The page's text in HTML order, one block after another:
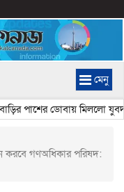
মেনু
পাশের ডোবায় মিললো
করবে গণঅধিকার পরিষদ: